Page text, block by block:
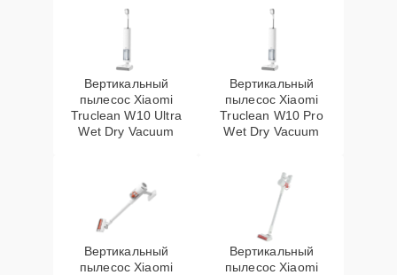
Вертикальный
пылесос Xiaomi
Truclean W10 Ultra
Wet Dry Vacuum
Вертикальный
пылесос Xiaomi
Truclean W10 Pro
Wet Dry Vacuum
Вертикальный
пылесос Xiaomi
Вертикальный
пылесос Xiaomi